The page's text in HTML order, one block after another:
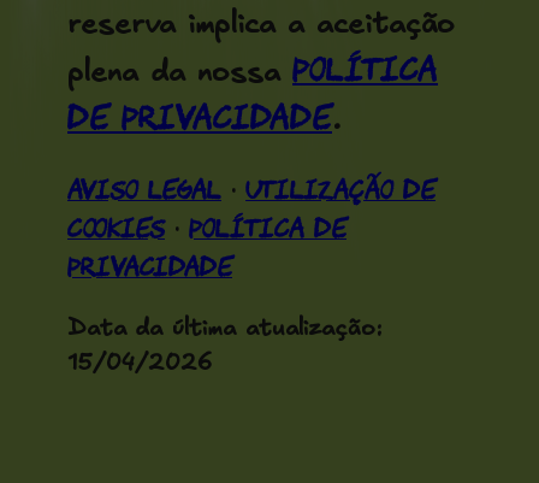
reserva implica a aceitação
plena da nossa Política
de Privacidade.
Aviso Legal · Utilização de
Cookies· Política de
Privacidade
Data da última atualização:
15/04/2026